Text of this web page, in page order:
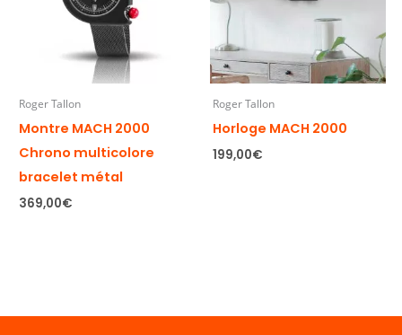
Roger Tallon
Montre MACH 2000
Chrono multicolore
bracelet métal
369,00€
Roger Tallon
Horloge MACH 2000
199,00€